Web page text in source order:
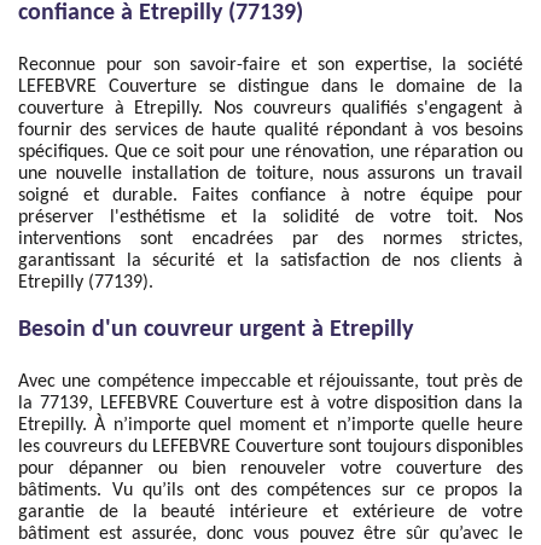
confiance à Etrepilly (77139)
Reconnue pour son savoir-faire et son expertise, la société
LEFEBVRE Couverture se distingue dans le domaine de la
couverture à Etrepilly. Nos couvreurs qualifiés s'engagent à
fournir des services de haute qualité répondant à vos besoins
spécifiques. Que ce soit pour une rénovation, une réparation ou
une nouvelle installation de toiture, nous assurons un travail
soigné et durable. Faites confiance à notre équipe pour
préserver l'esthétisme et la solidité de votre toit. Nos
interventions sont encadrées par des normes strictes,
garantissant la sécurité et la satisfaction de nos clients à
Etrepilly (77139).
Besoin d'un couvreur urgent à Etrepilly
Avec une compétence impeccable et réjouissante, tout près de
la 77139, LEFEBVRE Couverture est à votre disposition dans la
Etrepilly. À n’importe quel moment et n’importe quelle heure
les couvreurs du LEFEBVRE Couverture sont toujours disponibles
pour dépanner ou bien renouveler votre couverture des
bâtiments. Vu qu’ils ont des compétences sur ce propos la
garantie de la beauté intérieure et extérieure de votre
bâtiment est assurée, donc vous pouvez être sûr qu’avec le